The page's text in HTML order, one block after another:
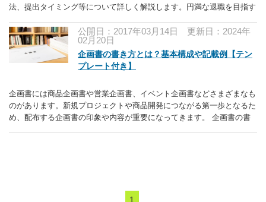
法、提出タイミング等について詳しく解説します。円満な退職を目指す
公開日：2017年03月14日 更新日：2024年
02月20日
企画書の書き方とは？基本構成や記載例【テン
プレート付き】
企画書には商品企画書や営業企画書、イベント企画書などさまざまなも
のがあります。新規プロジェクトや商品開発につながる第一歩となるた
め、配布する企画書の印象や内容が重要になってきます。 企画書の書
1